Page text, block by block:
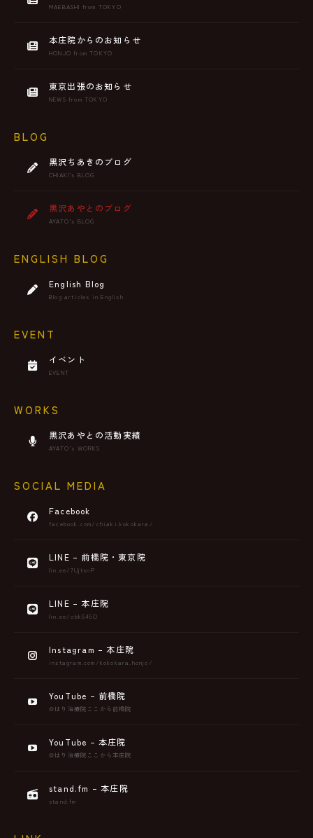
MAEBASHI from TOKYO
本庄院からのお知らせ
HONJO from TOKYO
東京出張のお知らせ
NEWS from TOKYO
BLOG
黒沢ちあきのブログ
CHIAKI’s BLOG
黒沢あやとのブログ
AYATO’s BLOG
ENGLISH BLOG
English Blog
Blog articles in English
EVENT
イベント
EVENT
WORKS
黒沢あやとの活動実績
AYATO’s WORKS
SOCIAL MEDIA
Facebook
facebook.com/chiaki.kokokara/
LINE – 前橋院・東京院
lin.ee/7UjtsnP
LINE – 本庄院
lin.ee/obkS45O
Instagram – 本庄院
instagram.com/kokokara.honjo/
YouTube – 前橋院
@はり治療院ここから前橋院
YouTube – 本庄院
@はり治療院ここから本庄院
stand.fm – 本庄院
stand.fm